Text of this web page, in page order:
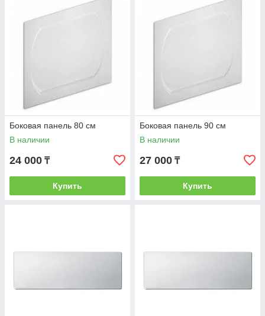
Боковая панель 80 см
В наличии
24 000 ₸
Купить
Боковая панель 90 см
В наличии
27 000 ₸
Купить